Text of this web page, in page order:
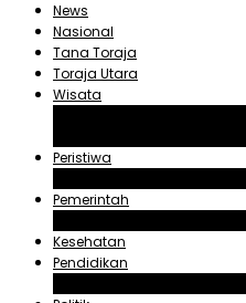
News
Nasional
Tana Toraja
Toraja Utara
Wisata
Peristiwa
Pemerintah
Kesehatan
Pendidikan